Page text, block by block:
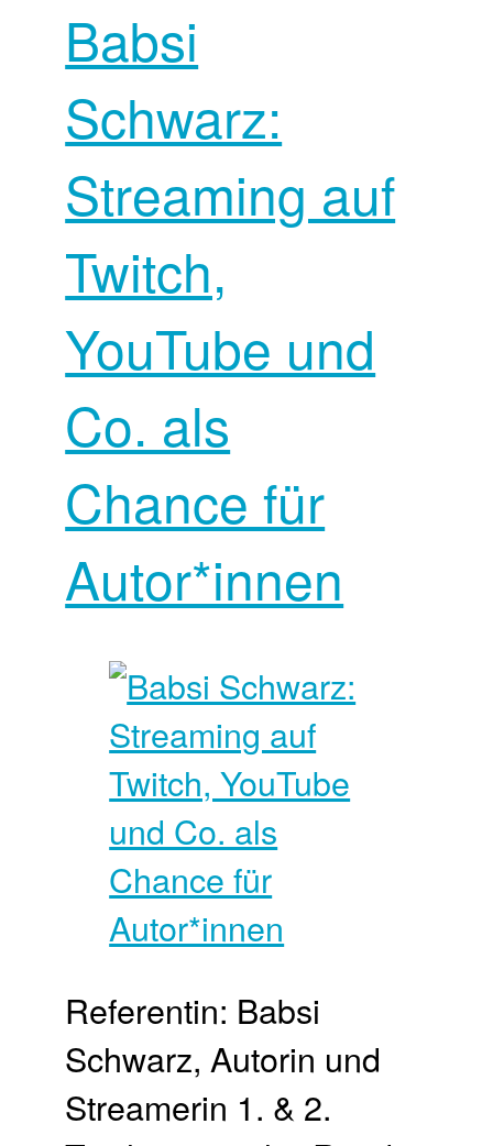
Babsi
Schwarz:
Streaming auf
Twitch,
YouTube und
Co. als
Chance für
Autor*innen
Referentin: Babsi
Schwarz, Autorin und
Streamerin 1. & 2.